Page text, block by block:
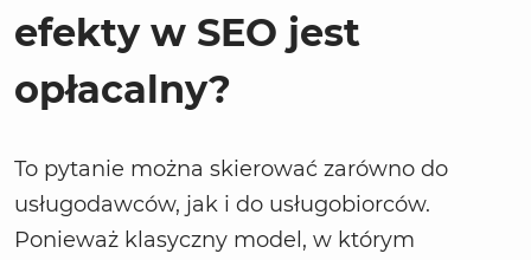
efekty w SEO jest
opłacalny?
To pytanie można skierować zarówno do
usługodawców, jak i do usługobiorców.
Ponieważ klasyczny model, w którym